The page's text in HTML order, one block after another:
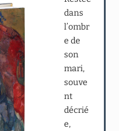
dans
l’ombr
e de
son
mari,
souve
nt
décrié
e,